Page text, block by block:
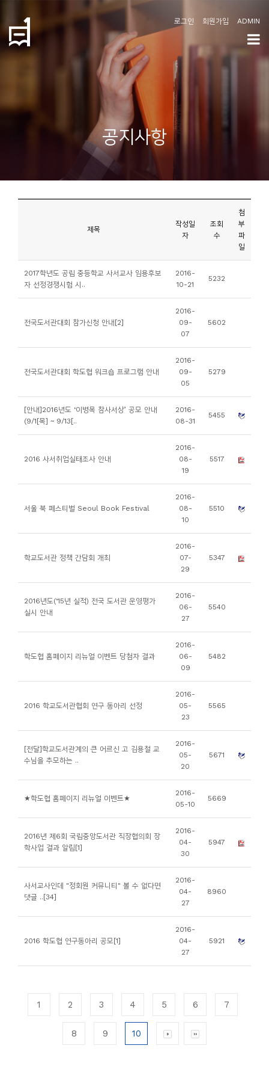
로그인 회원가입 ADMIN
공지사항
제목
작성일
자
조회
수
첨
부
파
일
2017학년도 공립 중등학교 사서교사 임용후보
자 선정경쟁시험 시..
2016-
10-21
5232
전국도서관대회 참가신청 안내[2]
2016-
09-
07
5602
전국도서관대회 학도협 워크숍 프로그램 안내
2016-
09-
05
5279
[안내]2016년도 ‘이병목 참사서상’ 공모 안내
(9/1[목] ~ 9/13[..
2016-
08-31
5455
2016 사서취업실태조사 안내
2016-
08-
19
5517
서울 북 페스티벌 Seoul Book Festival
2016-
08-
10
5510
학교도서관 정책 간담회 개최
2016-
07-
29
5347
2016년도(‘15년 실적) 전국 도서관 운영평가
실시 안내
2016-
06-
27
5540
학도협 홈페이지 리뉴얼 이벤트 당첨자 결과
2016-
06-
09
5482
2016 학교도서관협회 연구 동아리 선정
2016-
05-
23
5565
[전달]학교도서관계의 큰 어르신 고 김용철 교
수님을 추모하는 ..
2016-
05-
20
5671
★학도협 홈페이지 리뉴얼 이벤트★
2016-
05-10
5669
2016년 제6회 국립중앙도서관 직장협의회 장
학사업 결과 알림[1]
2016-
04-
30
5947
사서교사인데 "정회원 커뮤니티" 볼 수 없다면
댓글 ..[34]
2016-
04-
27
8960
2016 학도협 연구동아리 공모[1]
2016-
04-
27
5921
1 2 3 4 5 6 7
8 9 10
지
사
티
아
사